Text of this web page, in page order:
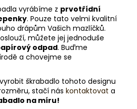
vyrábíme z prvotřídní
. Pouze tato velmi kvalitní
drápům Vašich mazlíčků.
můžete jej jednoduše
odpad. Buďme
a chovejme se
škrabadlo tohoto designu
stačí nás kontaktovat a
na míru!